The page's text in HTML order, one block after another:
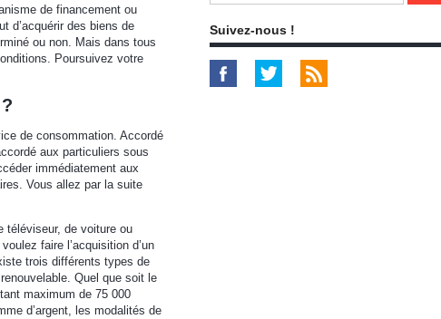
de financement ou
d’acquérir des biens de
ou non. Mais dans tous
Poursuivez votre
de consommation. Accordé
aux particuliers sous
immédiatement aux
Vous allez par la suite
téléviseur, de voiture ou
faire l’acquisition d’un
trois différents types de
Quel que soit le
maximum de 75 000
d’argent, les modalités de
Suivez-nous !